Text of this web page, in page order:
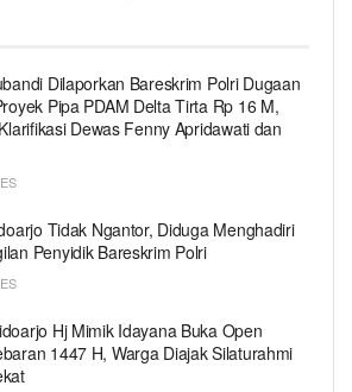
Dilaporkan Bareskrim Polri Dugaan
Pipa PDAM Delta Tirta Rp 16 M,
Dewas Fenny Apridawati dan
Tidak Ngantor, Diduga Menghadiri
Penyidik Bareskrim Polri
Hj Mimik Idayana Buka Open
1447 H, Warga Diajak Silaturahmi